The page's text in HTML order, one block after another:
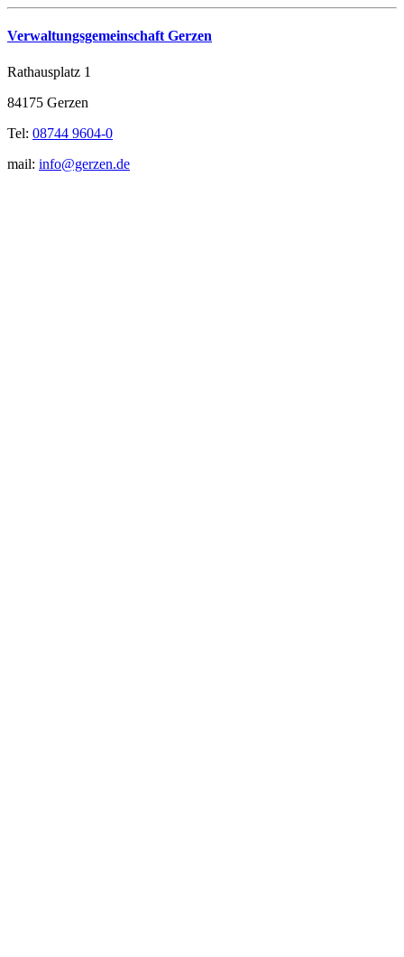
Verwaltungsgemeinschaft Gerzen
Rathausplatz 1
84175 Gerzen
Tel: 08744 9604-0
mail: info@gerzen.de